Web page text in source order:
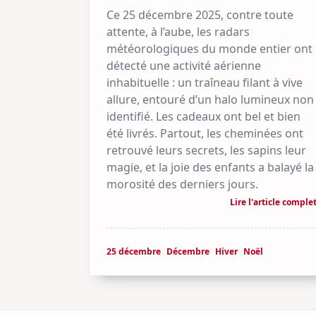
Ce 25 décembre 2025, contre toute
attente, à l’aube, les radars
météorologiques du monde entier ont
détecté une activité aérienne
inhabituelle : un traîneau filant à vive
allure, entouré d’un halo lumineux non
identifié. Les cadeaux ont bel et bien
été livrés. Partout, les cheminées ont
retrouvé leurs secrets, les sapins leur
magie, et la joie des enfants a balayé la
morosité des derniers jours.
Lire l'article complet
25 décembre Décembre Hiver Noël